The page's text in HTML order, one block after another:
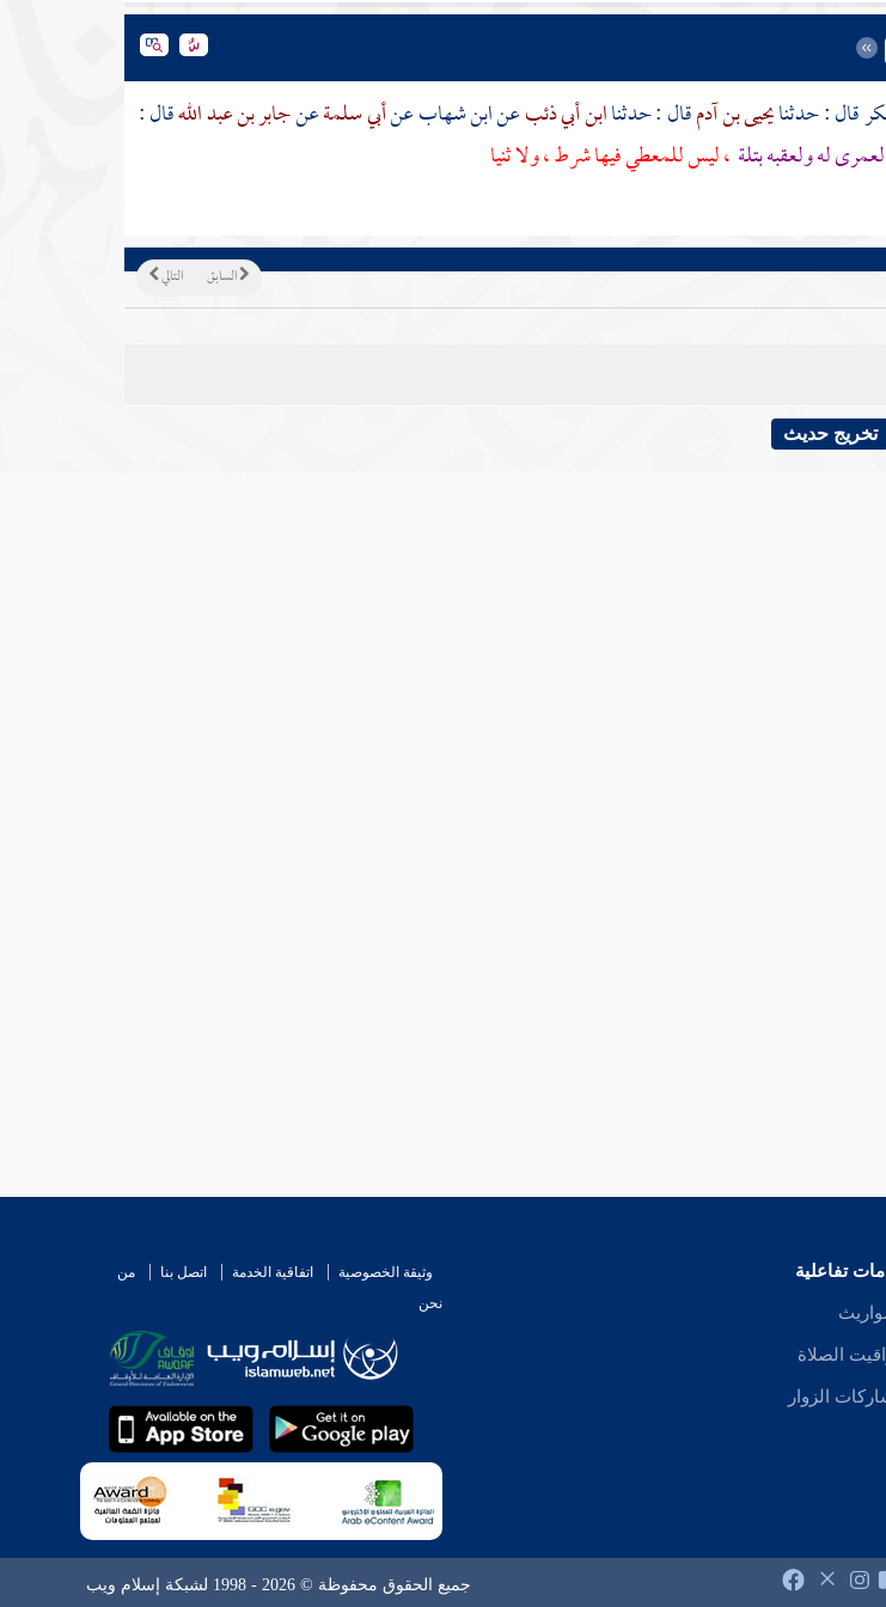
قال : حدثنايحيى بن آدمقال : حدثناابن أبي ذئبعنابن شهابعنأبي سلمةعنجابر بن عبد اللهقال :
له ولعقبه بتلة ، ليس للمعطي فيها شرط ، ولا ثنيا
التالي السابق
تخريج حديث
تفاعلية
الصلاة
الزوار
وثيقة الخصوصية اتفاقية الخدمة اتصل بنا
من
نحن
جميع الحقوق محفوظة © 2026 - 1998 لشبكة إسلام ويب